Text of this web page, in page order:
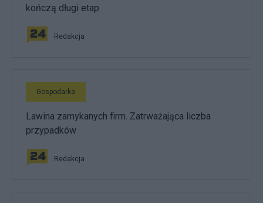
kończą długi etap
Redakcja
Gospodarka
Lawina zamykanych firm. Zatrważająca liczba
przypadków
Redakcja